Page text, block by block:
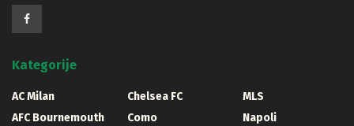
Kategorije
AC Milan
AFC Bournemouth
Chelsea FC
Como
MLS
Napoli